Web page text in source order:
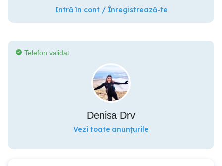
Intră în cont / Înregistrează-te
Telefon validat
Denisa Drv
Vezi toate anunțurile